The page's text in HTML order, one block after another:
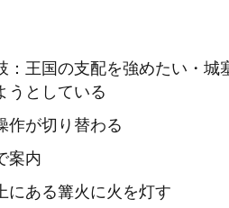
王国の支配を強めたい・城
うとしている
作が切り替わる
案内
にある篝火に火を灯す